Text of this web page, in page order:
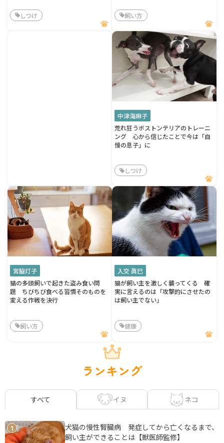
しつけ 飼い方
中津海麻子
荒れ狂うボストンテリアのトレーニ
ング 心から信じたことで今は「自
慢の息子」に
しつけ
宮脇灯子
猫の多頭飼いで起きた盗み食い問
題 ちびちび食べる習慣そのものを
変える作戦を決行
飼い方
入交 眞巳
猫が飼い主を激しく襲ってくる 確
実に言えるのは「攻撃的にさせたの
は飼い主でない」
健康
ランキング
すべて イヌ ネコ
1
犬猫の慢性腎臓病 発症してから亡くなるまで、
飼い主ができることは【獣医師監修】